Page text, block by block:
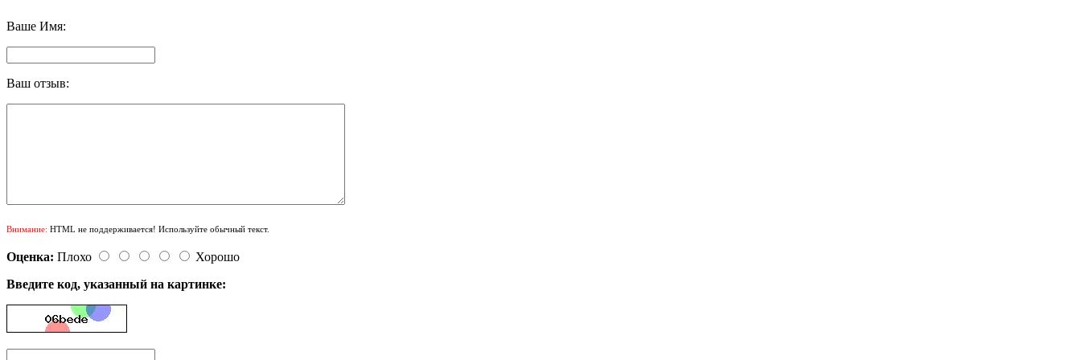
Ваше Имя:
Ваш отзыв:
Внимание: HTML не поддерживается! Используйте обычный текст.
Оценка: Плохо
Хорошо
Введите код, указанный на картинке: